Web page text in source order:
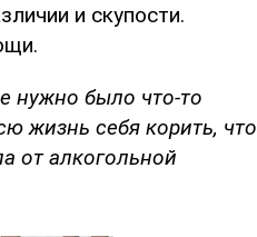
и скупости.
нужно было что-то
жизнь себя корить, что
от алкогольной